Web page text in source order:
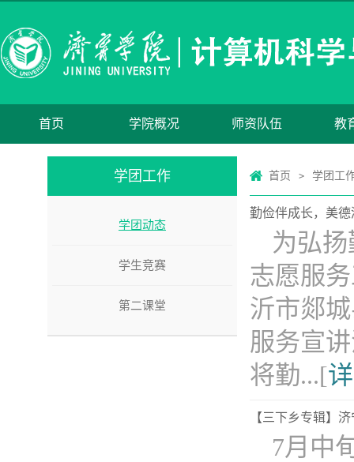
首页 学院概况 师资队伍 教
学团工作
学团动态
学生竞赛
第二课堂
首页 > 学团工
勤俭伴成长，美
为弘
志愿服
沂市郯
服务宣
将勤...[
【三下乡专辑】
7月中